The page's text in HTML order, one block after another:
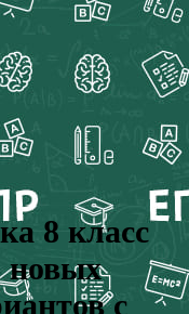
8 класс
новых
с